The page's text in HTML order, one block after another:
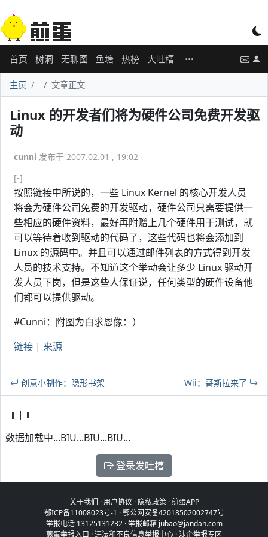
首页 树洞 无聊图 鱼塘 热榜 大吐槽
主页 文章正文
Linux 的开发者们将为硬件公司免费开发驱
动
cunni 发布于 2007.02.01 , 19:02
[-]
按照链接中所说的，一些 Linux Kernel 的核心开发人员
将会为硬件公司免费的开发驱动，硬件公司只需要提供一
些相应的硬件资料，最好再附赠上几个硬件用于测试，就
可以等待着收到驱动的代码了，这些代码也将会添加到
Linux 的源码中。并且可以通过邮件列表的方式得到开发
人员的技术支持。不知道这个举动会让多少 Linux 驱动开
发人员下岗，但是这些人保证说，任何类型的硬件设备他
们都可以提供驱动。
#Cunni：附图为白求恩像：）
链接 | 来源
创意小制作：隐形书架 Wii：哥斯拉来了
数据加载中...BIU...BIU...BIU...
登录发吐槽
关于我们 ·用户协议 · 隐私政策·煎蛋APP
鄂ICP备11008023号-1 ·鄂公网安备42018502002747号
举报电话 13125131232 · 举报邮箱 jubao@jandan.com
煎蛋举报入口 ·违法和不良信息举报中心 ·涉企举报专区